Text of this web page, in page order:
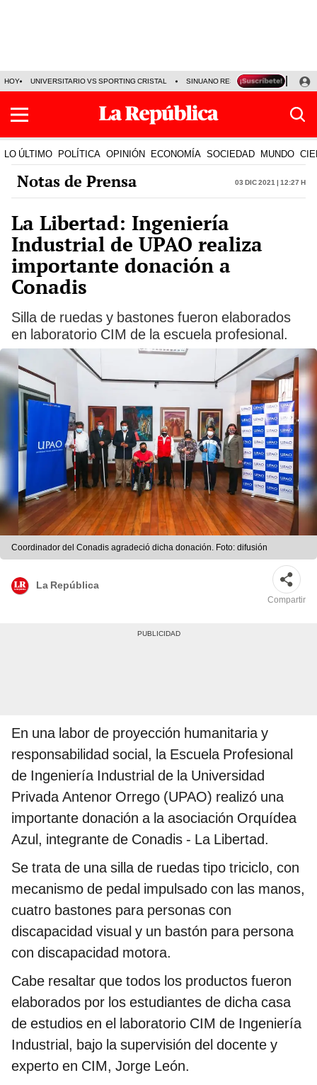
HOY UNIVERSITARIO VS SPORTING CRISTAL SINUANO RESULTADOS HOY
LO ÚLTIMO POLÍTICA OPINIÓN ECONOMÍA SOCIEDAD MUNDO
Notas de Prensa 03 Dic 2021 | 12:27 h
La Libertad: Ingeniería
Industrial de UPAO realiza
importante donación a
Conadis
Silla de ruedas y bastones fueron elaborados
en laboratorio CIM de la escuela profesional.
Coordinador del Conadis agradeció dicha donación. Foto: difusión
La República
Compartir
En una labor de proyección humanitaria y
responsabilidad social, la Escuela Profesional
de Ingeniería Industrial de la Universidad
Privada Antenor Orrego (UPAO) realizó una
importante donación a la asociación Orquídea
Azul, integrante de Conadis - La Libertad.
Se trata de una silla de ruedas tipo triciclo, con
mecanismo de pedal impulsado con las manos,
cuatro bastones para personas con
discapacidad visual y un bastón para persona
con discapacidad motora.
Cabe resaltar que todos los productos fueron
elaborados por los estudiantes de dicha casa
de estudios en el laboratorio CIM de Ingeniería
Industrial, bajo la supervisión del docente y
experto en CIM, Jorge León.